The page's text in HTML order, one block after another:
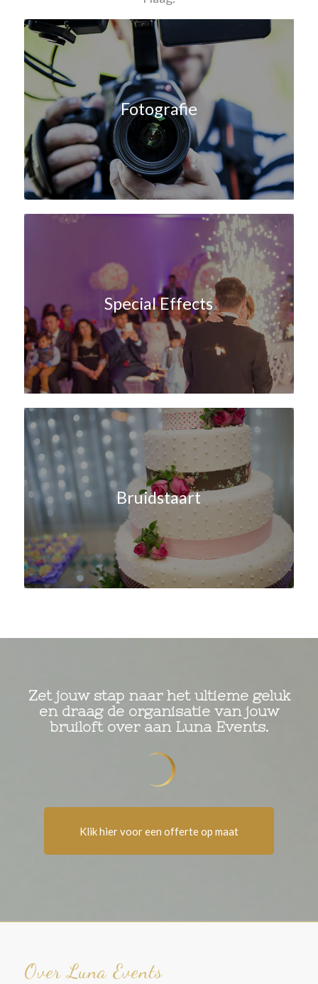
Fotografie
Special Effects
Bruidstaart
Zet jouw stap naar het ultieme geluk
en draag de organisatie van jouw
bruiloft over aan Luna Events.
Klik hier voor een offerte op maat
Over Luna Events